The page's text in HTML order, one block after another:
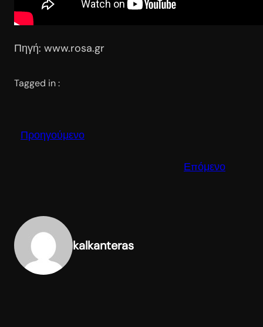
Πηγή: www.rosa.gr
Tagged in :
Προηγούμενο
Επόμενο
kalkanteras